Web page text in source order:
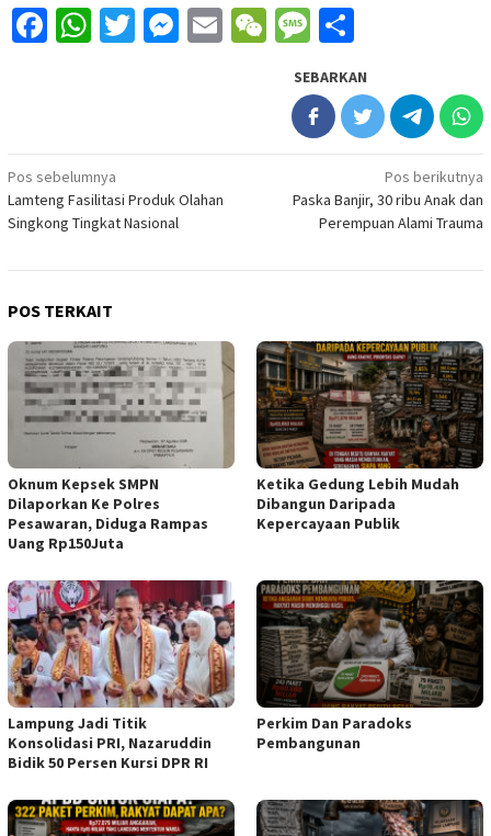
Facebook
WhatsApp
Twitter
Messenger
EmailWeChatMessage
SEBARKAN
Navigasi
pos
Pos sebelumnya
Lamteng Fasilitasi Produk Olahan
Singkong Tingkat Nasional
Pos berikutnya
Paska Banjir, 30 ribu Anak dan
Perempuan Alami Trauma
POS TERKAIT
Oknum Kepsek SMPN
Dilaporkan Ke Polres
Pesawaran, Diduga Rampas
Uang Rp150Juta
Ketika Gedung Lebih Mudah
Dibangun Daripada
Kepercayaan Publik
Lampung Jadi Titik
Konsolidasi PRI, Nazaruddin
Bidik 50 Persen Kursi DPR RI
Perkim Dan Paradoks
Pembangunan